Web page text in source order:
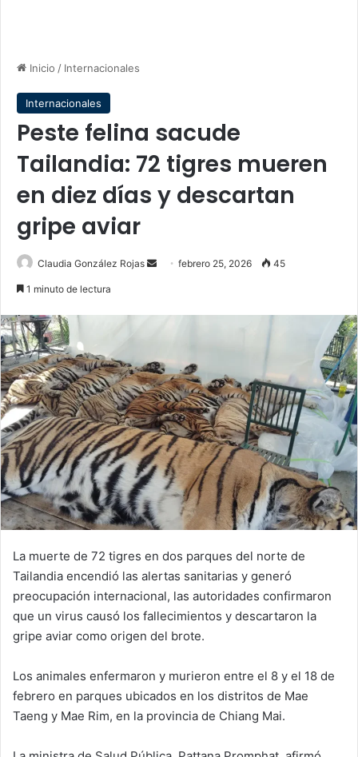
Inicio / Internacionales
Internacionales
Peste felina sacude
Tailandia: 72 tigres mueren
en diez días y descartan
gripe aviar
Claudia González Rojas
Sendfebrero 25, 2026 45
1 minuto de lectura
La muerte de 72 tigres en dos parques del norte de
Tailandia encendió las alertas sanitarias y generó
preocupación internacional, las autoridades confirmaron
que un virus causó los fallecimientos y descartaron la
gripe aviar como origen del brote.
Los animales enfermaron y murieron entre el 8 y el 18 de
febrero en parques ubicados en los distritos de Mae
Taeng y Mae Rim, en la provincia de Chiang Mai.